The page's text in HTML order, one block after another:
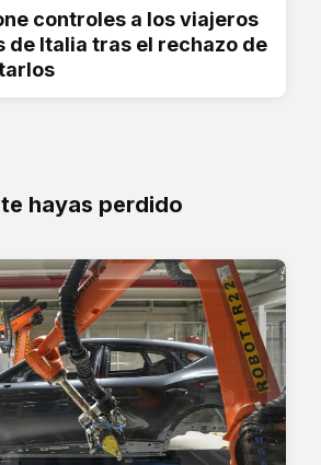
controles a los viajeros
de Italia tras el rechazo de
hayas perdido